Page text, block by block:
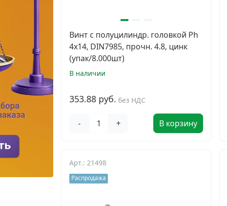
Винт с полуцилиндр. головкой Ph
4х14, DIN7985, прочн. 4.8, цинк
(упак/8.000шт)
В наличии
353.88 руб. без НДС
- + В корзину
Арт.: 21498
Распродажа